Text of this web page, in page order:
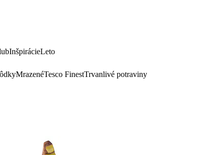
InšpirácieLeto
MrazenéTesco FinestTrvanlivé potraviny